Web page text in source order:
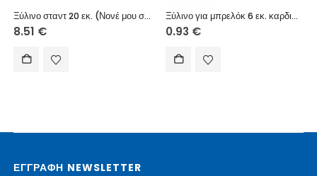
Ξύλινο σταντ 20 εκ. (Νονέ μου σε αγαπώ)
8.51 €
Ξύλινο για μπρελόκ 6 εκ. καρδιά (κείμενο επιλογής)
0.93 €
ΕΓΓΡΑΦΗ NEWSLETTER